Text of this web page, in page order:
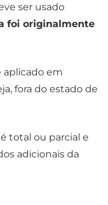
ser usado
foi originalmente
aplicado em
fora do estado de
total ou parcial e
adicionais da